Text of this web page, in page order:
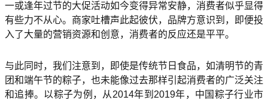
一或逢年过节的大促活动如今变得异常安静，消费者似乎显得
有些力不从心。商家吐槽声此起彼伏，品牌方意识到，即便投
入了大量的营销资源和创意，消费者的反应还是平平。
与此同时，我们注意到，即使是传统节日食品，如清明节的青
团和端午节的粽子，也未能像过去那样引起消费者的广泛关注
和追捧。以粽子为例，从2014年到2019年，中国粽子行业市